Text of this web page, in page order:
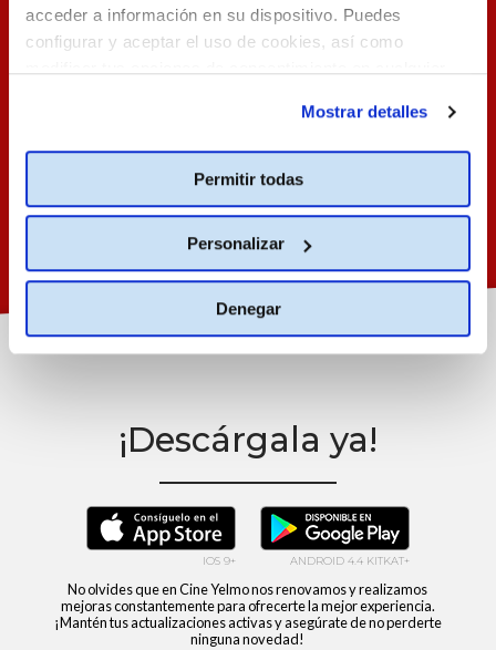
acceder a información en su dispositivo. Puedes
configurar y aceptar el uso de cookies, así como
Mostrar detalles
Permitir todas
Personalizar
Denegar
Compra o reserva
¡SIN HACER
¡Descárgala ya!
No olvides que en Cine Yelmo nos renovamos y realizamos
mejoras constantemente para ofrecerte la mejor experiencia.
¡Mantén tus actualizaciones activas y asegúrate de no perderte
ninguna novedad!